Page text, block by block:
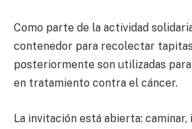
Como parte de la actividad
contenedor para recolectar
posteriormente son utilizadas
en tratamiento contra el cáncer.
La invitación está abierta: